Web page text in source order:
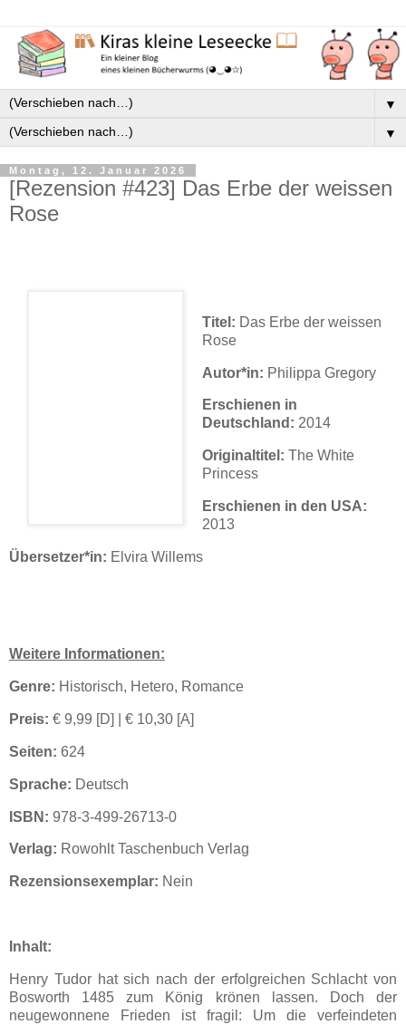
▼
▼
Montag, 12. Januar 2026
[Rezension #423] Das Erbe der weissen
Rose
Titel: Das Erbe der weissen
Rose
Autor*in: Philippa Gregory
Erschienen in
Deutschland: 2014
Originaltitel: The White
Princess
Erschienen in den USA:
2013
Übersetzer*in: Elvira Willems
Weitere Informationen:
Genre: Historisch, Hetero, Romance
Preis: € 9,99 [D] | € 10,30 [A]
Seiten: 624
Sprache: Deutsch
ISBN: 978-3-499-26713-0
Verlag: Rowohlt Taschenbuch Verlag
Rezensionsexemplar: Nein
Inhalt:
Henry Tudor hat sich nach der erfolgreichen Schlacht von
Bosworth 1485 zum König krönen lassen. Doch der
neugewonnene Frieden ist fragil: Um die verfeindeten